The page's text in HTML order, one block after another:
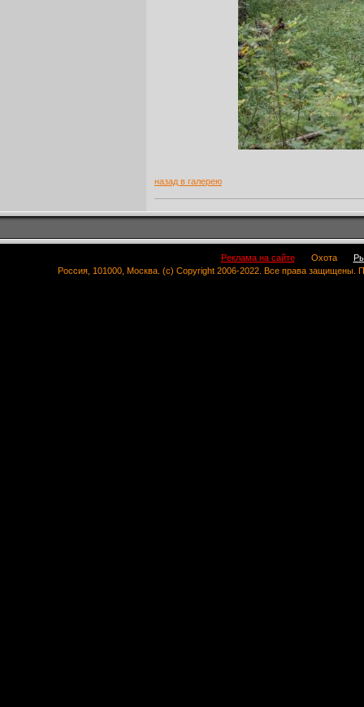
назад в галерею
Реклама на сайте Охота
Россия, 101000, Москва. (c) Copyright 2006-2022. Все права защищены.